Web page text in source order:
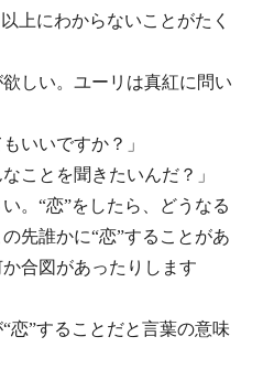
上にわからないことがたく
しい。ユーリは真紅に問い
いいですか？」
ことを聞きたいんだ？」
。“恋”をしたら、どうなる
先誰かに“恋”することがあ
合図があったりします
”することだと言葉の意味